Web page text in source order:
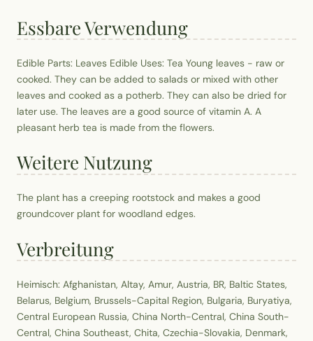
Essbare Verwendung
Edible Parts: Leaves Edible Uses: Tea Young leaves - raw or
cooked. They can be added to salads or mixed with other
leaves and cooked as a potherb. They can also be dried for
later use. The leaves are a good source of vitamin A. A
pleasant herb tea is made from the flowers.
Weitere Nutzung
The plant has a creeping rootstock and makes a good
groundcover plant for woodland edges.
Verbreitung
Heimisch: Afghanistan, Altay, Amur, Austria, BR, Baltic States,
Belarus, Belgium, Brussels-Capital Region, Bulgaria, Buryatiya,
Central European Russia, China North-Central, China South-
Central, China Southeast, Chita, Czechia-Slovakia, Denmark,